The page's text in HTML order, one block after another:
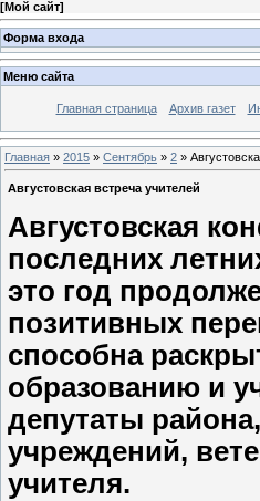
[Мой сайт]
Форма входа
Меню сайта
Главная страница Архив газет
Главная » 2015 » Сентябрь » 2 »
Августовская встреча учителей
Августовская
последних
это год
позитивных
способна
образованию и
депутаты
учреждений,
учителя.